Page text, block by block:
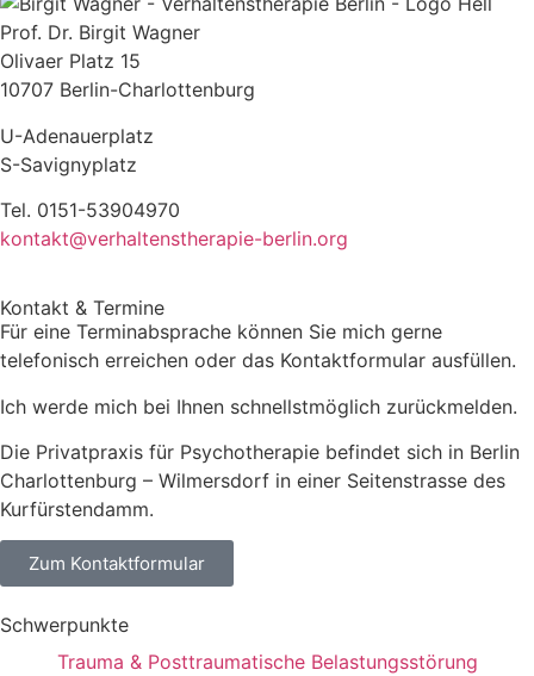
Prof. Dr. Birgit Wagner
Olivaer Platz 15
10707 Berlin-Charlottenburg
U-Adenauerplatz
​S-Savignyplatz
Tel. 0151-53904970
kontakt@verhaltenstherapie-berlin.org
Kontakt & Termine
Für eine Terminabsprache können Sie mich gerne
telefonisch erreichen oder das Kontaktformular ausfüllen.
Ich werde mich bei Ihnen schnellstmöglich zurückmelden.
Die Privatpraxis für Psychotherapie befindet sich in Berlin
Charlottenburg – Wilmersdorf in einer Seitenstrasse des
Kurfürstendamm.
Zum Kontaktformular
Schwerpunkte
Trauma & Posttraumatische Belastungsstörung